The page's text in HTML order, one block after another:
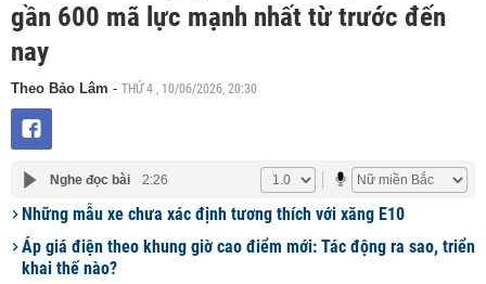
gần 600 mã lực mạnh nhất từ trước đến
nay
Theo Bảo Lâm - THỨ 4 , 10/06/2026, 20:30
Nghe đọc bài 2:26
Những mẫu xe chưa xác định tương thích với xăng E10
Áp giá điện theo khung giờ cao điểm mới: Tác động ra sao, triển
khai thế nào?